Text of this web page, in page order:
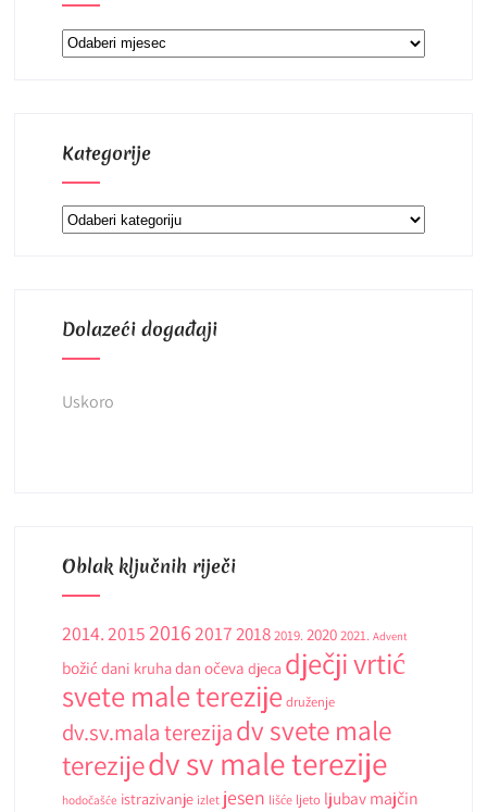
Arhiva
Kategorije
Kategorije
Dolazeći događaji
Uskoro
Oblak ključnih riječi
2014.2015201620172018 2019. 2020 2021. Advent
božić dani kruhadan očeva djeca dječji vrtić
svete male terezije druženje
dv.sv.mala terezijadv svete male
terezijedv sv male terezije
hodočašće istrazivanje izlet jesen lišće ljeto ljubav majčin